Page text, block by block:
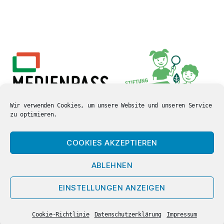
Wir verwenden Cookies, um unsere Website und unseren Service
zu optimieren.
COOKIES AKZEPTIEREN
ABLEHNEN
EINSTELLUNGEN ANZEIGEN
Cookie-Richtlinie Datenschutzerklärung Impressum
© 2026Carl-Orff Grundschule
Nach oben↑